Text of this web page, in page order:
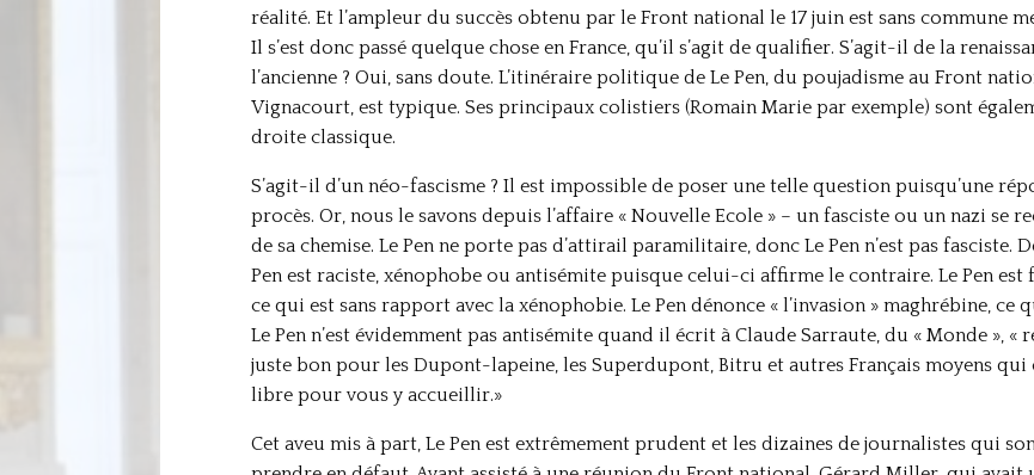
réalité. Et l’ampleur du succès obtenu par le Front national le 17 juin est sans commune
Il s’est donc passé quelque chose en France, qu’il s’agit de qualifier. S’agit-il de la
l’ancienne ? Oui, sans doute. L’itinéraire politique de Le Pen, du poujadisme au Front
Vignacourt, est typique. Ses principaux colistiers (Romain Marie par exemple) sont
droite classique.
S’agit-il d’un néo-fascisme ? Il est impossible de poser une telle question puisqu’une
procès. Or, nous le savons depuis l’affaire « Nouvelle Ecole » – un fasciste ou un nazi se
de sa chemise. Le Pen ne porte pas d’attirail paramilitaire, donc Le Pen n’est pas fasciste.
Pen est raciste, xénophobe ou antisémite puisque celui-ci affirme le contraire. Le Pen est
ce qui est sans rapport avec la xénophobie. Le Pen dénonce « l’invasion » maghrébine, ce
Le Pen n’est évidemment pas antisémite quand il écrit à Claude Sarraute, du « Monde »,
juste bon pour les Dupont-lapeine, les Superdupont, Bitru et autres Français moyens qui
libre pour vous y accueillir.»
Cet aveu mis à part, Le Pen est extrêmement prudent et les dizaines de journalistes qui